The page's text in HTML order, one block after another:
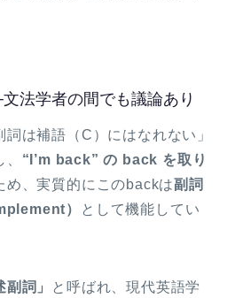
法学者の間でも議論あり
は補語（C）にはなれない」
“I’m back” の back を取り
め、実質的にこのbackは副詞
）
として機能してい
副詞」
と呼ばれ、現代英語学